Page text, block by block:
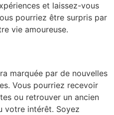
et laissez-vous
pourriez être surpris par
vie amoureuse.
marquée par de nouvelles
Vous pourriez recevoir
ou retrouver un ancien
votre intérêt. Soyez